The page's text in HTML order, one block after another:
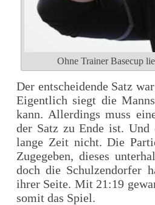
Ohne Trainer Basecup
Der entscheidende Satz
Eigentlich siegt die
kann. Allerdings muss
der Satz zu Ende ist. Und
lange Zeit nicht. Die
Zugegeben, dieses
doch die Schulzendorfer
ihrer Seite. Mit 21:19
somit das Spiel.